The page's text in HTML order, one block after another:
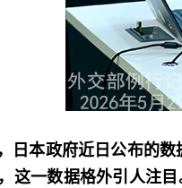
日本政府近日公布的
这一数据格外引人注